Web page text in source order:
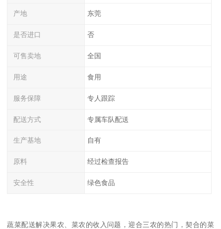
产地 东莞
是否进口 否
可售卖地 全国
用途 食用
服务保障 专人跟踪
配送方式 专属车队配送
生产基地 自有
原料 经过检查报告
安全性 绿色食品
蔬菜配送解决果农、菜农的收入问题，迎合三农的热门，契合的菜